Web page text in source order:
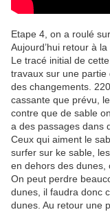
Etape 4, on a roulé
Aujourd’hui retour à
Le tracé initial de
travaux sur une partie
des changements.
cassante que prévu,
contre que de sable
a des passages dans
Ceux qui aiment le
surfer sur ke sable,
en dehors des dunes,
On peut perdre
dunes, il faudra donc
dunes. Au retour une